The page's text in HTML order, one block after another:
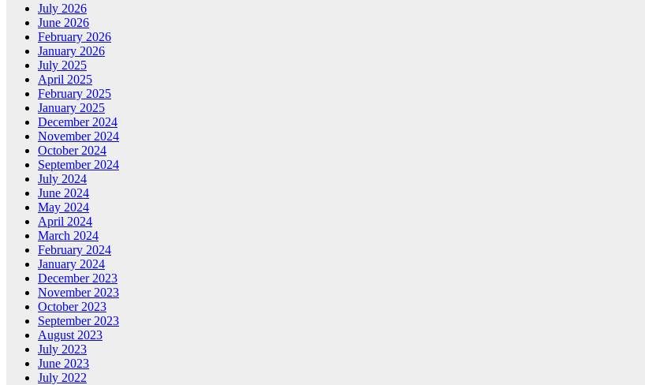
July 2026
June 2026
February 2026
January 2026
July 2025
April 2025
February 2025
January 2025
December 2024
November 2024
October 2024
September 2024
July 2024
June 2024
May 2024
April 2024
March 2024
February 2024
January 2024
December 2023
November 2023
October 2023
September 2023
August 2023
July 2023
June 2023
July 2022